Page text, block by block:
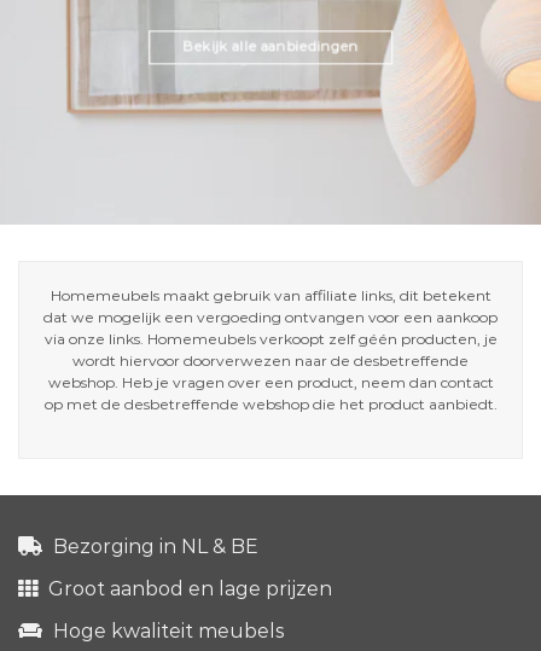
Bekijk alle aanbiedingen
Homemeubels maakt gebruik van affiliate links, dit betekent
dat we mogelijk een vergoeding ontvangen voor een aankoop
via onze links. Homemeubels verkoopt zelf géén producten, je
wordt hiervoor doorverwezen naar de desbetreffende
webshop. Heb je vragen over een product, neem dan contact
op met de desbetreffende webshop die het product aanbiedt.
Bezorging in NL & BE
Groot aanbod en lage prijzen
Hoge kwaliteit meubels